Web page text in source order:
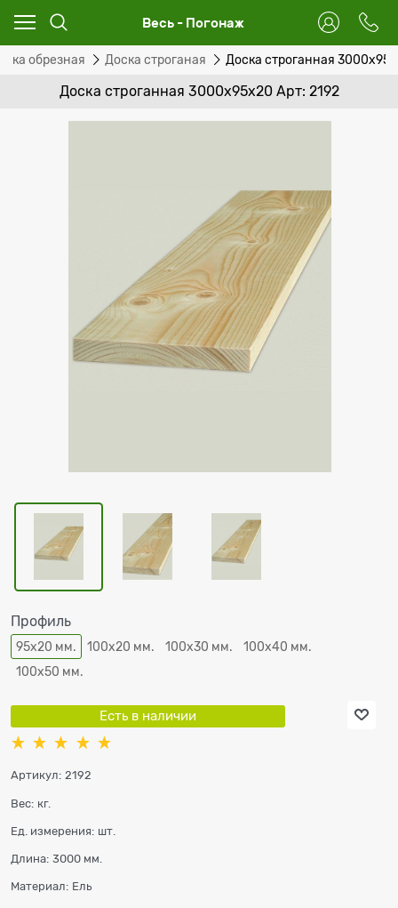
Весь - Погонаж
обрезная Доска строганая Доска строганная
Доска строганная 3000x95x20 Арт: 2192
Профиль
95х20 мм. 100х20 мм. 100х30 мм.
100х40 мм.
100х50 мм.
Есть в наличии
Артикул: 2192
Вес: кг.
Ед. измерения: шт.
Длина: 3000 мм.
Материал: Ель